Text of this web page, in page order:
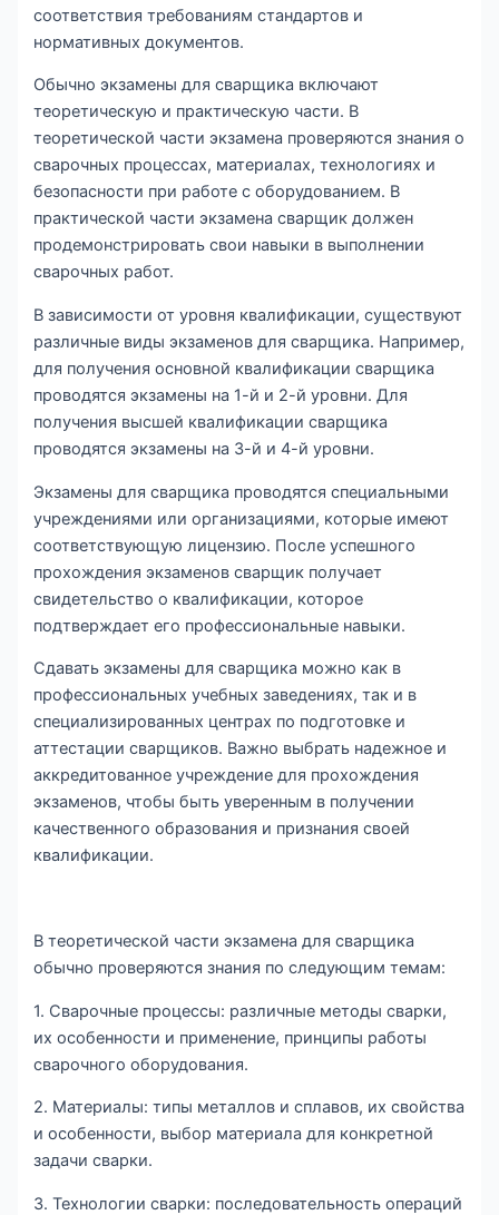
соответствия требованиям стандартов и
нормативных документов.
Обычно экзамены для сварщика включают
теоретическую и практическую части. В
теоретической части экзамена проверяются знания о
сварочных процессах, материалах, технологиях и
безопасности при работе с оборудованием. В
практической части экзамена сварщик должен
продемонстрировать свои навыки в выполнении
сварочных работ.
В зависимости от уровня квалификации, существуют
различные виды экзаменов для сварщика. Например,
для получения основной квалификации сварщика
проводятся экзамены на 1-й и 2-й уровни. Для
получения высшей квалификации сварщика
проводятся экзамены на 3-й и 4-й уровни.
Экзамены для сварщика проводятся специальными
учреждениями или организациями, которые имеют
соответствующую лицензию. После успешного
прохождения экзаменов сварщик получает
свидетельство о квалификации, которое
подтверждает его профессиональные навыки.
Сдавать экзамены для сварщика можно как в
профессиональных учебных заведениях, так и в
специализированных центрах по подготовке и
аттестации сварщиков. Важно выбрать надежное и
аккредитованное учреждение для прохождения
экзаменов, чтобы быть уверенным в получении
качественного образования и признания своей
квалификации.
В теоретической части экзамена для сварщика
обычно проверяются знания по следующим темам:
1. Сварочные процессы: различные методы сварки,
их особенности и применение, принципы работы
сварочного оборудования.
2. Материалы: типы металлов и сплавов, их свойства
и особенности, выбор материала для конкретной
задачи сварки.
3. Технологии сварки: последовательность операций